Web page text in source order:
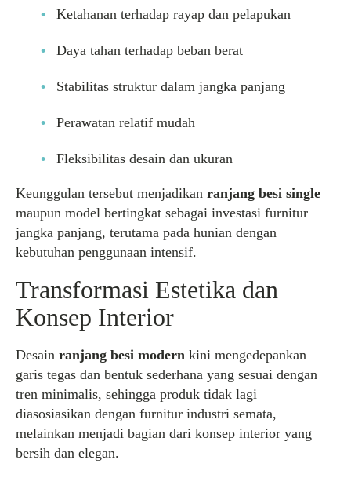
Ketahanan terhadap rayap dan pelapukan
Daya tahan terhadap beban berat
Stabilitas struktur dalam jangka panjang
Perawatan relatif mudah
Fleksibilitas desain dan ukuran
Keunggulan tersebut menjadikan ranjang besi single
maupun model bertingkat sebagai investasi furnitur
jangka panjang, terutama pada hunian dengan
kebutuhan penggunaan intensif.
Transformasi Estetika dan
Konsep Interior
Desain ranjang besi modern kini mengedepankan
garis tegas dan bentuk sederhana yang sesuai dengan
tren minimalis, sehingga produk tidak lagi
diasosiasikan dengan furnitur industri semata,
melainkan menjadi bagian dari konsep interior yang
bersih dan elegan.